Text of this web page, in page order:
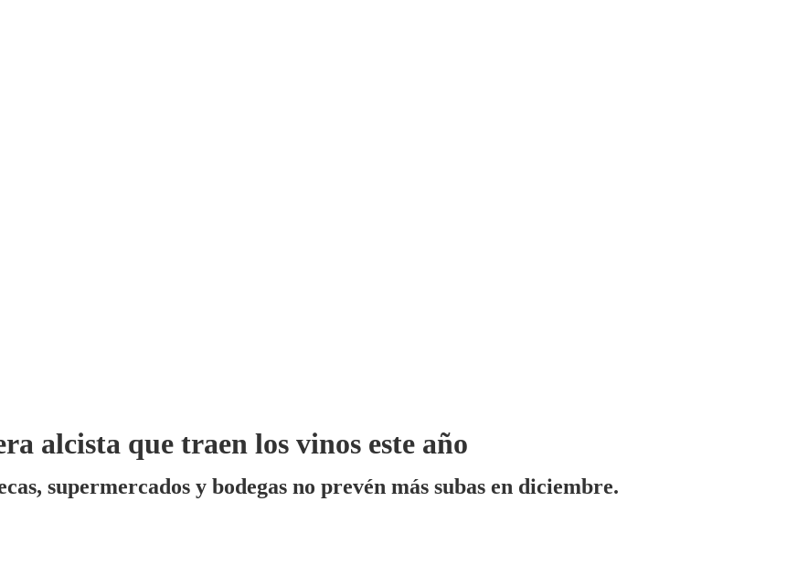
alcista que traen los vinos este año
supermercados y bodegas no prevén más subas en diciembre.